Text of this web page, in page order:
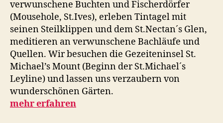
verwunschene Buchten und Fischerdörfer
(Mousehole, St.Ives), erleben Tintagel mit
seinen Steilklippen und dem St.Nectan´s Glen,
meditieren an verwunschene Bachläufe und
Quellen. Wir besuchen die Gezeiteninsel St.
Michael’s Mount (Beginn der St.Michael´s
Leyline) und lassen uns verzaubern von
wunderschönen Gärten.
mehr erfahren